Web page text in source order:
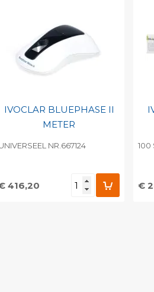
IVOCLAR BLUEPHASE II
METER
NR.667124
416,20
100
€